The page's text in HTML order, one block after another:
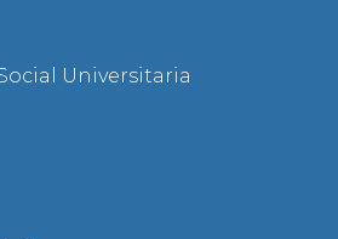
Universitaria